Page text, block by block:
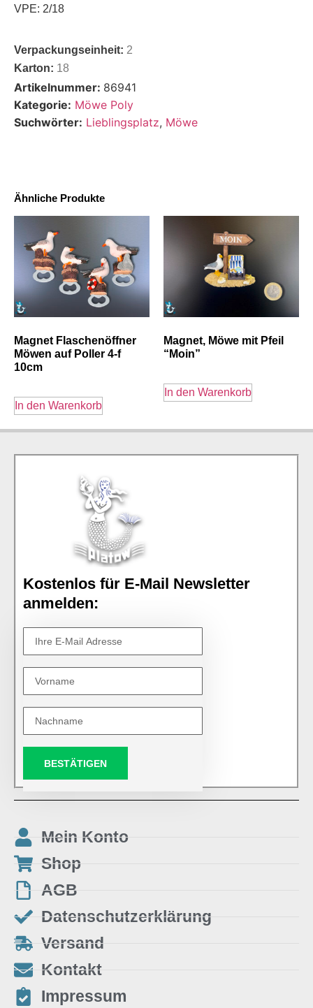
VPE: 2/18
Verpackungseinheit: 2
Karton: 18
Artikelnummer: 86941
Kategorie: Möwe Poly
Suchwörter: Lieblingsplatz, Möwe
Ähnliche Produkte
Magnet Flaschenöffner
Möwen auf Poller 4-f
10cm
In den Warenkorb
Magnet, Möwe mit Pfeil
“Moin”
In den Warenkorb
Kostenlos für E-Mail Newsletter
anmelden:
BESTÄTIGEN
Mein Konto
Shop
AGB
Datenschutzerklärung
Versand
Kontakt
Impressum